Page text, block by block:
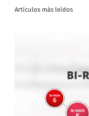
Artículos más leídos